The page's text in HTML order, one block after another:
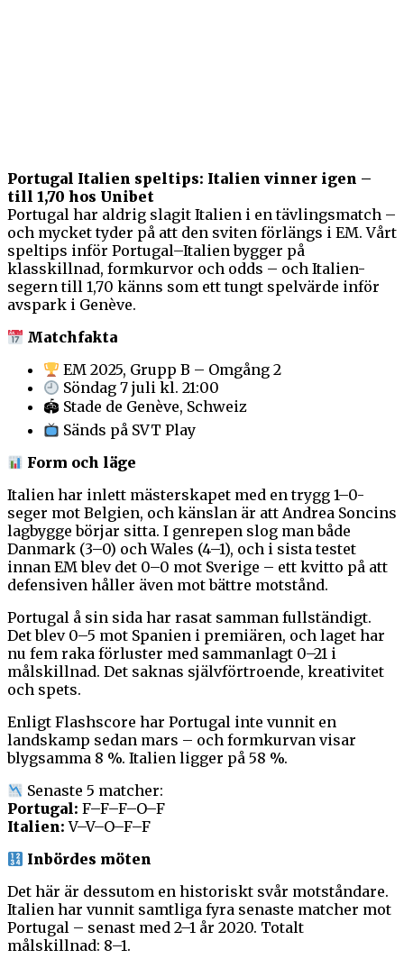
Portugal Italien speltips: Italien vinner igen –
till 1,70 hos Unibet
Portugal har aldrig slagit Italien i en tävlingsmatch –
och mycket tyder på att den sviten förlängs i EM. Vårt
speltips inför Portugal–Italien bygger på
klasskillnad, formkurvor och odds – och Italien-
segern till 1,70 känns som ett tungt spelvärde inför
avspark i Genève.
Matchfakta
EM 2025, Grupp B – Omgång 2
Söndag 7 juli kl. 21:00
🏟 Stade de Genève, Schweiz
Sänds på SVT Play
Form och läge
Italien har inlett mästerskapet med en trygg 1–0-
seger mot Belgien, och känslan är att Andrea Soncins
lagbygge börjar sitta. I genrepen slog man både
Danmark (3–0) och Wales (4–1), och i sista testet
innan EM blev det 0–0 mot Sverige – ett kvitto på att
defensiven håller även mot bättre motstånd.
Portugal å sin sida har rasat samman fullständigt.
Det blev 0–5 mot Spanien i premiären, och laget har
nu fem raka förluster med sammanlagt 0–21 i
målskillnad. Det saknas självförtroende, kreativitet
och spets.
Enligt Flashscore har Portugal inte vunnit en
landskamp sedan mars – och formkurvan visar
blygsamma 8 %. Italien ligger på 58 %.
Senaste 5 matcher:
Portugal: F–F–F–O–F
Italien: V–V–O–F–F
Inbördes möten
Det här är dessutom en historiskt svår motståndare.
Italien har vunnit samtliga fyra senaste matcher mot
Portugal – senast med 2–1 år 2020. Totalt
målskillnad: 8–1.